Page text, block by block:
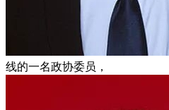
线的一名政协委员，